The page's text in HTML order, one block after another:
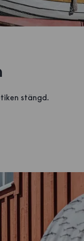
stängd.